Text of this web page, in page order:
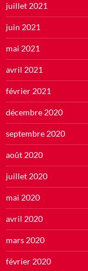
juillet 2021
juin 2021
mai 2021
avril 2021
février 2021
décembre 2020
septembre 2020
août 2020
juillet 2020
mai 2020
avril 2020
mars 2020
février 2020